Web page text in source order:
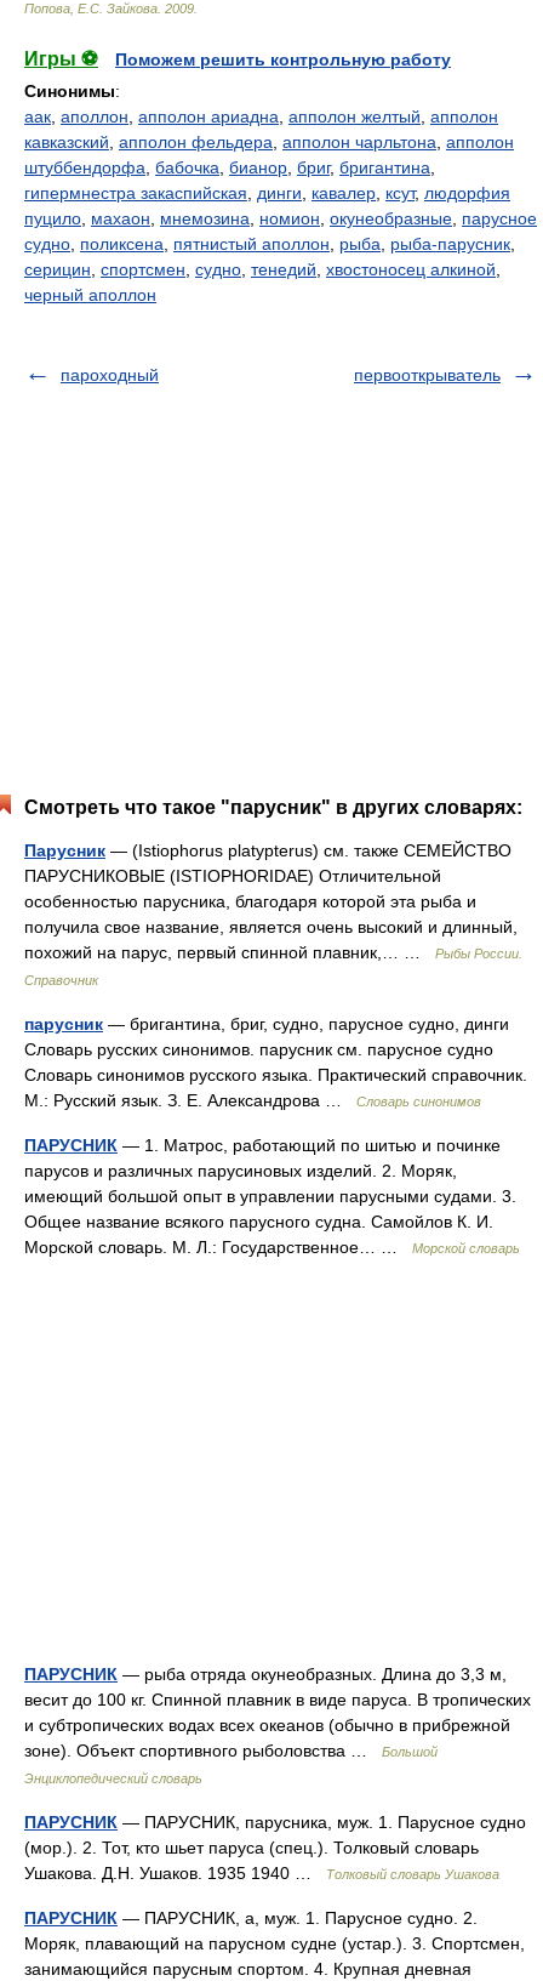
Попова, Е.С. Зайкова 2009
Игры ⚽
Поможем решить контрольную работу
Синонимы:
аак аполлон апполон ариадна апполон желтый апполон
кавказский апполон фельдера апполон чарльтона апполон
штуббендорфа бабочка бианор бриг, бригантина
гипермнестра закаспийская
динги кавалер ксут, людорфия
пуцило махаон мнемозина номион окунеобразные парусное
судно поликсена пятнистый аполлон рыба рыба-парусник
серицин спортсмен судно тенедий хвостоносец алкиной
черный аполлон
пароходный первооткрыватель
Смотреть что такое "парусник" в других словарях:
Парусник — (Istiophorus platypterus) см. также СЕМЕЙСТВО
ПАРУСНИКОВЫЕ (ISTIOPHORIDAE) Отличительной
особенностью парусника, благодаря которой эта рыба и
получила свое название, является очень высокий и длинный,
похожий на парус, первый спинной плавник,… …
Рыбы России.
Справочник
парусник — бригантина, бриг, судно, парусное судно, динги
Словарь русских синонимов. парусник см. парусное судно
Словарь синонимов русского языка. Практический справочник.
М.: Русский язык. З. Е. Александрова …
Словарь синонимов
ПАРУСНИК — 1. Матрос, работающий по шитью и починке
парусов и различных парусиновых изделий. 2. Моряк,
имеющий большой опыт в управлении парусными судами. 3.
Общее название всякого парусного судна. Самойлов К. И.
Морской словарь. М. Л.: Государственное… …
Морской словарь
ПАРУСНИК — рыба отряда окунеобразных. Длина до 3,3 м,
весит до 100 кг. Спинной плавник в виде паруса. В тропических
и субтропических водах всех океанов (обычно в прибрежной
зоне). Объект спортивного рыболовства …
Большой
Энциклопедический словарь
ПАРУСНИК — ПАРУСНИК, парусника, муж. 1. Парусное судно
(мор.). 2. Тот, кто шьет паруса (спец.). Толковый словарь
Ушакова. Д.Н. Ушаков. 1935 1940 …
Толковый словарь Ушакова
ПАРУСНИК — ПАРУСНИК, а, муж. 1. Парусное судно. 2.
Моряк, плавающий на парусном судне (устар.). 3. Спортсмен,
занимающийся парусным спортом. 4. Крупная дневная